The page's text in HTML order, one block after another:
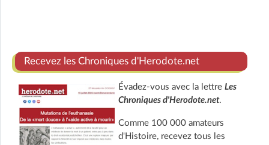
Recevez les Chroniques d'Herodote.net
Évadez-vous avec la lettre Les
Chroniques d'Herodote.net.
Comme 100 000 amateurs
d'Histoire, recevez tous les